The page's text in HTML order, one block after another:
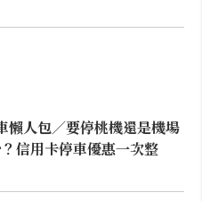
懶人包／要停桃機還是機場
信用卡停車優惠一次整